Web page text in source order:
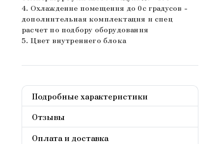
4. Охлаждение помещения до 0с градусов -
дополнительная комплектация и спец
расчет по подбору оборудования
5. Цвет внутреннего блока
Подробные характеристики
Отзывы
Оплата и доставка